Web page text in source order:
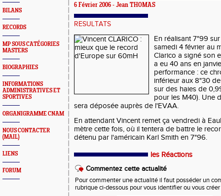
BILANS
RECORDS
MP SOUS CATÉGORIES
MASTERS
BIOGRAPHIES
INFORMATIONS
ADMINISTRATIVES ET
SPORTIVES
ORGANIGRAMME CNAM
NOUS CONTACTER
(MAIL)
LIENS
FORUM
6 Février 2006 - Jean THOMAS
RESULTATS
En réalisant 7"99
samedi 4 février au
Clarico a signé son
a eu 40 ans en
performance : ce
inférieur aux 8"30
sur des haies de
pour les M40). Une
sera déposée auprès de l'EVAA.
En attendant Vincent remet ça vendredi à
mètre cette fois, où il tentera de battre le
détenu par l'américain Karl Smith en 7"96.
les Réactions
Commentez cette actualité
Pour commenter une actualité il faut posséder un
rubrique ci-dessous pour vous identifier ou vous